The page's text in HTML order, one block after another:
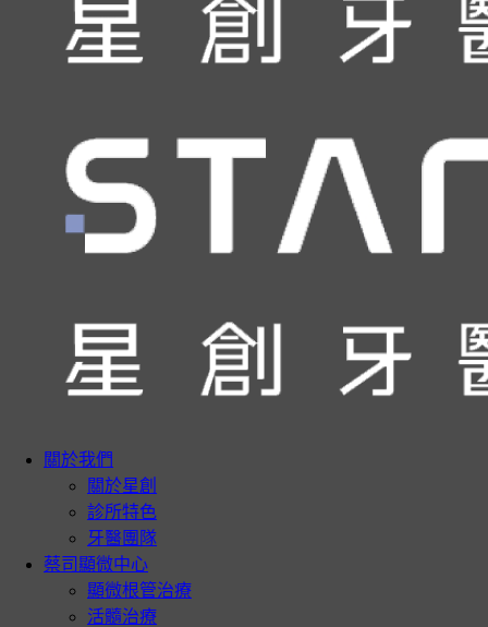
關於我們
關於星創
診所特色
牙醫團隊
蔡司顯微中心
顯微根管治療
活髓治療